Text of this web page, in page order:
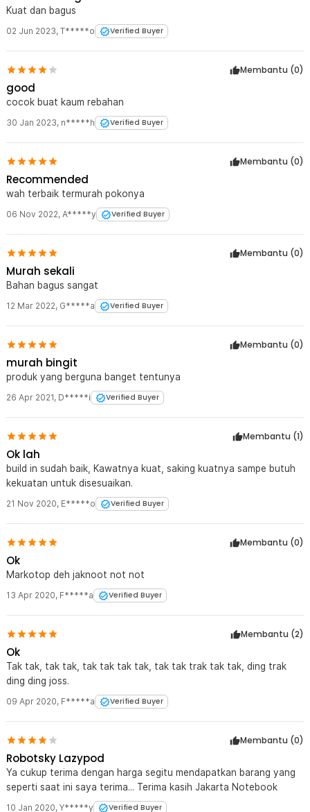
produktif dan nyaman di berbagai situasi tanpa perlu tripod besar.
Kelengkapan Produk
1 x TaffSTUDIO Lazypod Stand Holder Clamp Universal HP Tablet
Monopod 57cm - Tripod-8-1
Kuat dan bagus
02 Jun 2023, T*****o Verified Buyer
Membantu (0)
good
cocok buat kaum rebahan
30 Jan 2023, n*****h Verified Buyer
Membantu (0)
Recommended
wah terbaik termurah pokonya
06 Nov 2022, A*****y Verified Buyer
Membantu (0)
Murah sekali
Bahan bagus sangat
12 Mar 2022, G*****a Verified Buyer
Membantu (0)
murah bingit
produk yang berguna banget tentunya
26 Apr 2021, D*****i Verified Buyer
Membantu (1)
Ok lah
build in sudah baik, Kawatnya kuat, saking kuatnya sampe butuh
kekuatan untuk disesuaikan.
21 Nov 2020, E*****o Verified Buyer
Membantu (0)
Ok
Markotop deh jaknoot not not
13 Apr 2020, F*****a Verified Buyer
Membantu (2)
Ok
Tak tak, tak tak, tak tak tak tak, tak tak trak tak tak, ding trak
ding ding joss.
09 Apr 2020, F*****a Verified Buyer
Membantu (0)
Robotsky Lazypod
Ya cukup terima dengan harga segitu mendapatkan barang yang
seperti saat ini saya terima... Terima kasih Jakarta Notebook
10 Jan 2020, Y*****y Verified Buyer